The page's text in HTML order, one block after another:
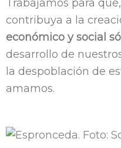
Trabajamos para
contribuya a la
económico y social
desarrollo de
la despoblación de
amamos.